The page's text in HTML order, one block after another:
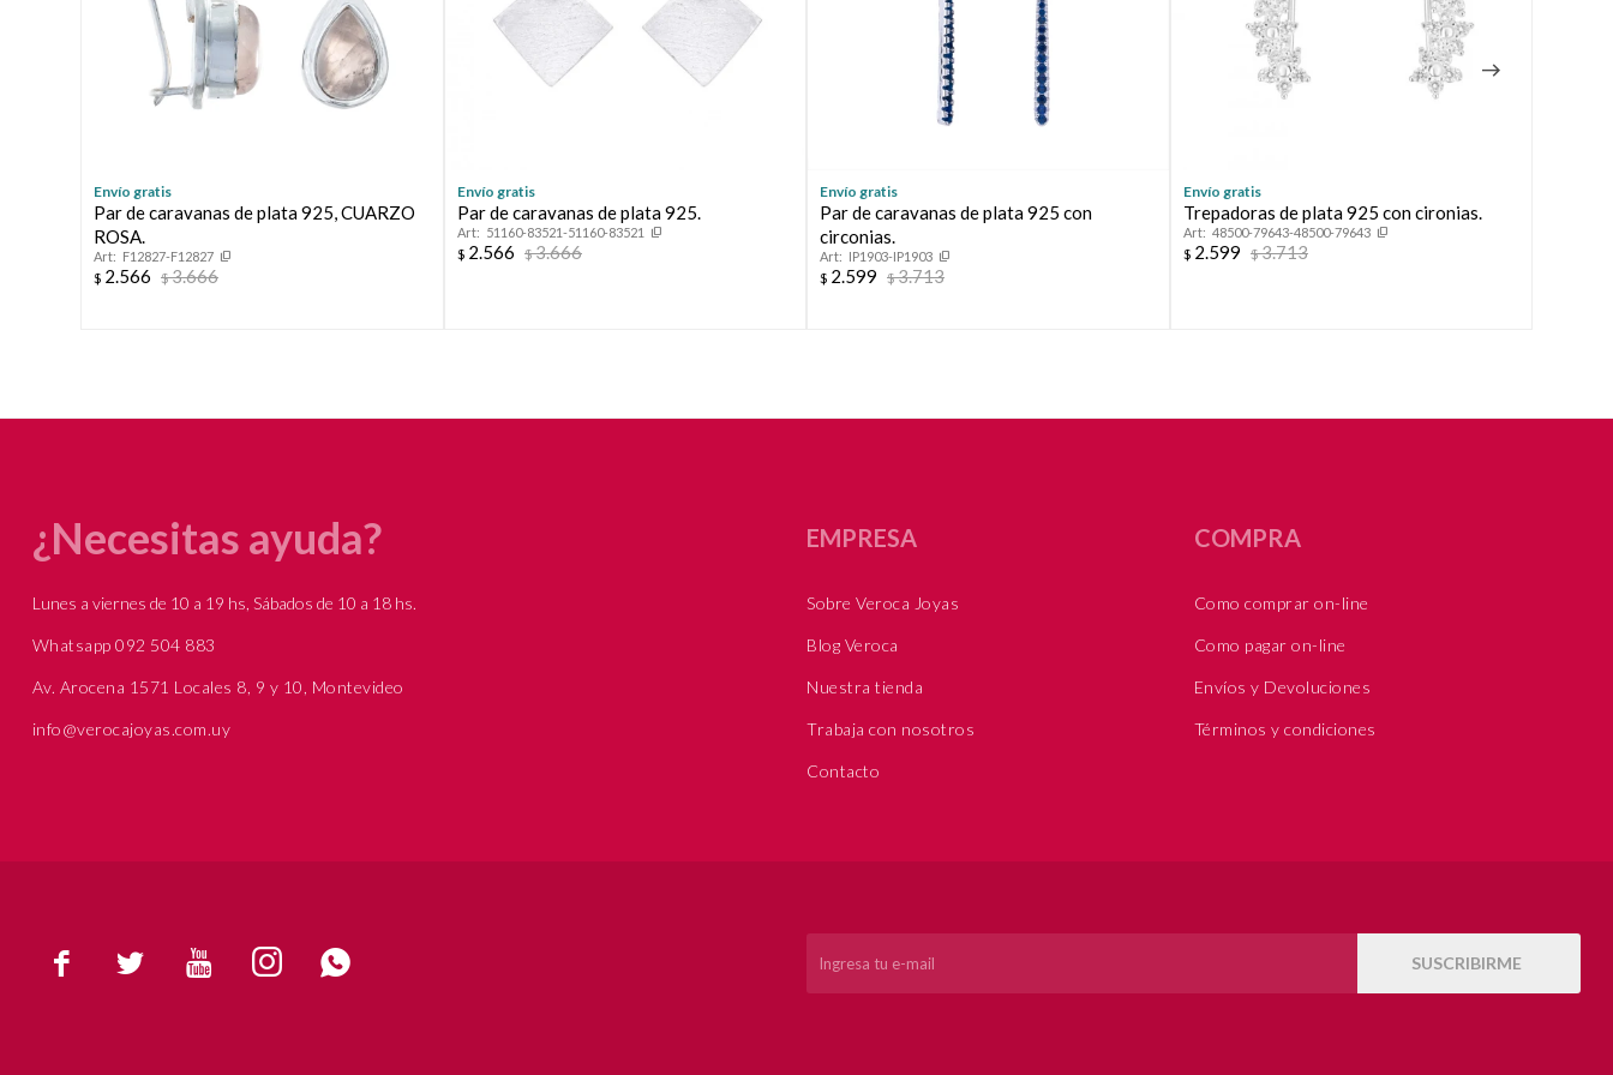
Envío gratis
Par de caravanas de plata 925, CUARZO
ROSA.
F12827-F12827
$ 2.566 $3.666
Envío gratis
Par de caravanas de plata 925.
51160-83521-51160-83521
$ 2.566 $3.666
Envío gratis
Par de caravanas de plata 925 con
circonias.
IP1903-IP1903
$ 2.599 $3.713
Envío gratis
Trepadoras de plata 925 con cironias.
48500-79643-48500-79643
$ 2.599 $3.713
     SUSCRIBIRME
¿Necesitas ayuda?
Lunes a viernes de 10 a 19 hs, Sábados de 10 a 18 hs.
Whatsapp 092 504 883
Av. Arocena 1571 Locales 8, 9 y 10, Montevideo
info@verocajoyas.com.uy
EMPRESA
Sobre Veroca Joyas
Blog Veroca
Nuestra tienda
Trabaja con nosotros
Contacto
COMPRA
Como comprar on-line
Como pagar on-line
Envíos y Devoluciones
Términos y condiciones